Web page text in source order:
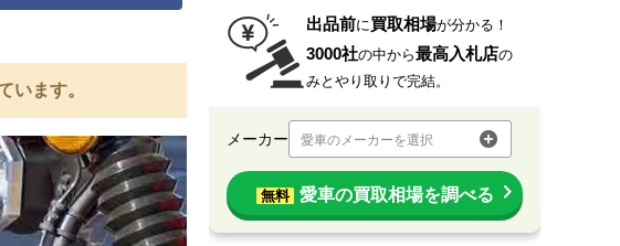
います。
出品前に買取相場が分かる！
3000社の中から最高入札店の
みとやり取りで完結。
メーカー 愛車のメーカーを選択
無料 愛車の買取相場を調べる